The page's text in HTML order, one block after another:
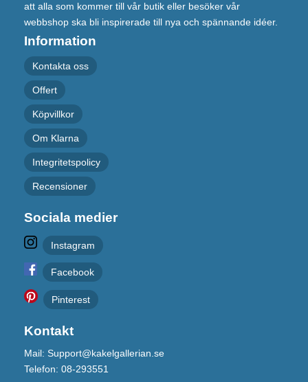
att alla som kommer till vår butik eller besöker vår
webbshop ska bli inspirerade till nya och spännande idéer.
Information
Kontakta oss
Offert
Köpvillkor
Om Klarna
Integritetspolicy
Recensioner
Sociala medier
Instagram
Facebook
Pinterest
Kontakt
Mail: Support@kakelgallerian.se
Telefon: 08-293551